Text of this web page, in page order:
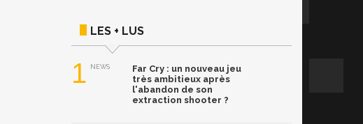
LES + LUS
1 NEWS
Far Cry : un nouveau jeu
très ambitieux après
l'abandon de son
extraction shooter ?